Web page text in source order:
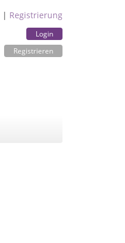
| Registrierung
Login
Registrieren